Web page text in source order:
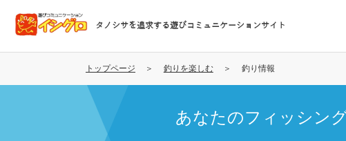
コ
テ
タノシサを追求する遊びコミュニケーションサイト
トップページ 釣りを楽しむ 釣り情報
あなたのフィッシン